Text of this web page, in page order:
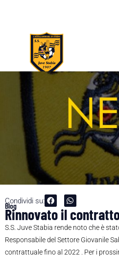
Condividi su:
Blog
Rinnovato il
S.S. Juve Stabia rende noto che è
Responsabile del Settore Giovanile
contrattuale fino al 2022 . Per i